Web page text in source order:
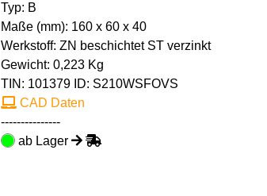
Typ: B
Maße (mm): 160 x 60 x 40
Werkstoff: ZN beschichtet ST verzinkt
Gewicht: 0,223 Kg
TIN: 101379 ID: S210WSFOVS
CAD Daten
---------------
ab Lager